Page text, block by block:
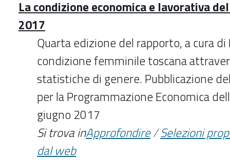
La condizione economica e lavorativa
2017
Quarta edizione del rapporto, a cura di
condizione femminile toscana
statistiche di genere. Pubblicazione
per la Programmazione Economica
giugno 2017
Si trova inApprofondire/Selezioni
dal web